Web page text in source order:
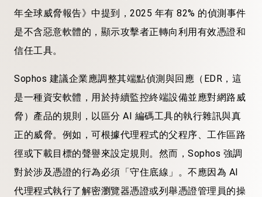
年全球威脅報告》中提到，2025 年有 82% 的偵測事件
是不含惡意軟體的，顯示攻擊者正轉向利用有效憑證和
信任工具。
Sophos 建議企業應調整其端點偵測與回應（EDR，這
是一種資安軟體，用於持續監控終端設備並應對網路威
脅）產品的規則，以區分 AI 編碼工具的執行雜訊與真
正的威脅。例如，可根據代理程式的父程序、工作區路
徑或下載目標的聲譽來設定規則。然而，Sophos 強調
對於涉及憑證的行為必須「守住底線」。不應因為 AI
代理程式執行了解密瀏覽器憑證或列舉憑證管理員的操